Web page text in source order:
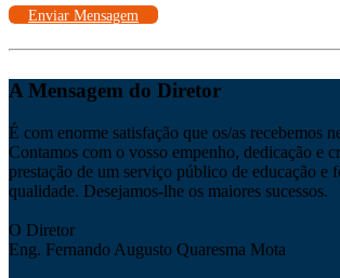
Enviar Mensagem
A Mensagem do Diretor
É com enorme satisfação que os/as recebemos
Contamos com o vosso empenho, dedicação e
prestação de um serviço público de educação e
qualidade. Desejamos-lhe os maiores sucessos.
O Diretor
Eng. Fernando Augusto Quaresma Mota